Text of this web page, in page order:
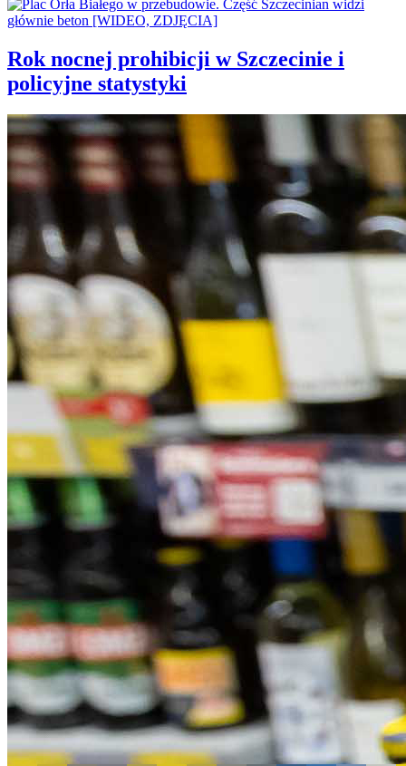
Rok nocnej prohibicji w Szczecinie i
policyjne statystyki